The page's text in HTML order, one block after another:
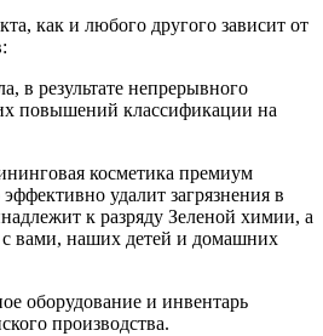
как и любого другого зависит от
в результате непрерывного
повышений классификации на
косметика премиум
эффективно удалит загрязнения в
к разряду Зеленой химии, а
с вами, наших детей и домашних
оборудование и инвентарь
производства.